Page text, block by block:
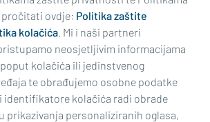
ovdje: Politika zaštite
kolačića. Mi i naši partneri
neosjetljivim informacijama
poput kolačića ili jedinstvenog
te obrađujemo osobne podatke
identifikatore kolačića radi obrade
prikazivanja personaliziranih oglasa,